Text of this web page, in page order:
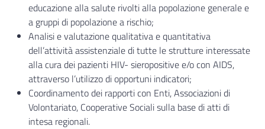
educazione alla salute rivolti alla popolazione generale e
a gruppi di popolazione a rischio;
Analisi e valutazione qualitativa e quantitativa
dell’attività assistenziale di tutte le strutture interessate
alla cura dei pazienti HIV- sieropositive e/o con AIDS,
attraverso l’utilizzo di opportuni indicatori;
Coordinamento dei rapporti con Enti, Associazioni di
Volontariato, Cooperative Sociali sulla base di atti di
intesa regionali.